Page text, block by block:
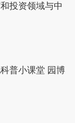
投资领域与中
普小课堂 园博